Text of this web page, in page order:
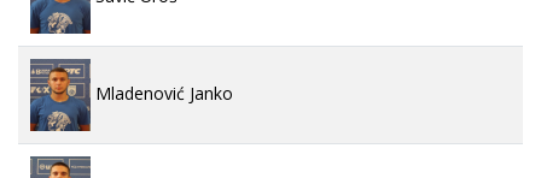
Mladenović Janko